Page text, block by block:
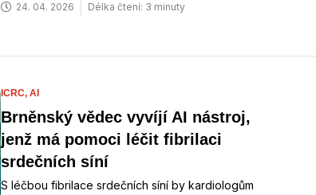
24. 04. 2026 Délka čtení: 3 minuty
ICRC, AI
Brněnský vědec vyvíjí AI nástroj,
jenž má pomoci léčit fibrilaci
srdečních síní
S léčbou fibrilace srdečních síní by kardiologům